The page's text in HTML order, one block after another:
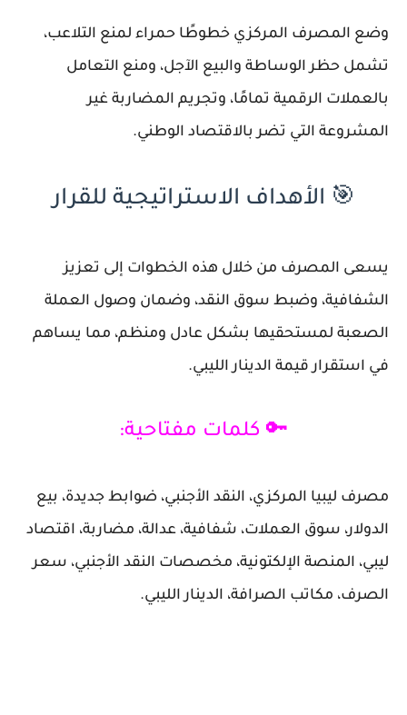
وضع المصرف المركزي خطوطًا حمراء لمنع التلاعب،
تشمل حظر الوساطة والبيع الآجل، ومنع التعامل
بالعملات الرقمية تمامًا، وتجريم المضاربة غير
المشروعة التي تضر بالاقتصاد الوطني.
🎯 الأهداف الاستراتيجية للقرار
يسعى المصرف من خلال هذه الخطوات إلى تعزيز
الشفافية، وضبط سوق النقد، وضمان وصول العملة
الصعبة لمستحقيها بشكل عادل ومنظم، مما يساهم
في استقرار قيمة الدينار الليبي.
🔑 كلمات مفتاحية:
مصرف ليبيا المركزي، النقد الأجنبي، ضوابط جديدة، بيع
الدولار، سوق العملات، شفافية، عدالة، مضاربة، اقتصاد
ليبي، المنصة الإلكتونية، مخصصات النقد الأجنبي، سعر
الصرف، مكاتب الصرافة، الدينار الليبي.